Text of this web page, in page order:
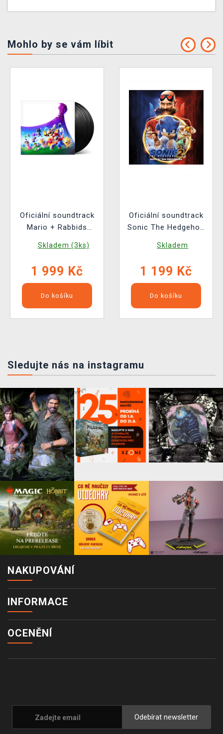
Mohlo by se vám líbit
Oficiální soundtrack
Mario + Rabbids
LP
Skladem (3ks)
1 999 Kč
Do košíku
Oficiální soundtrack
Sonic The Hedgehog
Skladem
1 199 Kč
Do košíku
Sledujte nás na instagramu
NAKUPOVÁNÍ
INFORMACE
OCENĚNÍ
Odebírat newsletter